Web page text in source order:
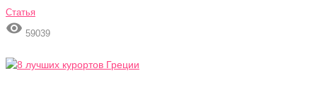
Статья
 59039